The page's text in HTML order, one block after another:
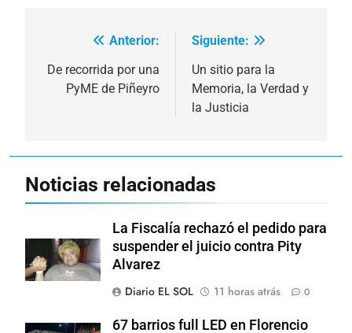
Navegación
de
entradas
Anterior:
De recorrida por una
PyME de Piñeyro
Siguiente:
Un sitio para la
Memoria, la Verdad y
la Justicia
Noticias relacionadas
La Fiscalía rechazó el pedido para
suspender el juicio contra Pity
Alvarez
Diario EL SOL
11 horas atrás 0
67 barrios full LED en Florencio